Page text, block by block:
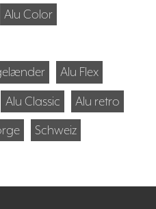
Alu Color
Alu Flex
Alu Classic Alu retro
Schweiz